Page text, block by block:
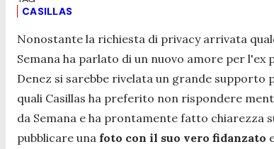
CASILLAS
Nonostante la richiesta di privacy arrivata
Semana ha parlato di un nuovo amore per l'ex
Denez si sarebbe rivelata un grande
quali Casillas ha preferito non rispondere
da Semana e ha prontamente fatto chiarezza
pubblicare una foto con il suo vero fidanzato